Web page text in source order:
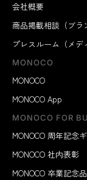
会社概要
商品掲載相談（ブラ
プレスルーム（メデ
MONOCO
MONOCO
MONOCO App
MONOCO FOR
MONOCO 周年記念
MONOCO 社内表彰
MONOCO 卒業記念品